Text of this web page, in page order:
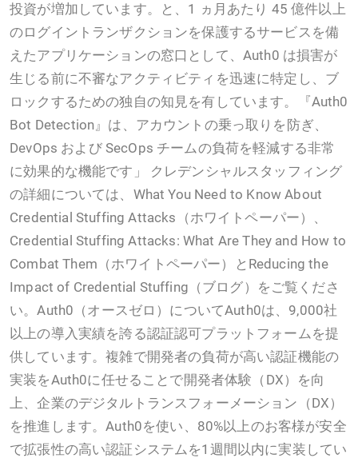
投資が増加しています。と、1 ヵ月あたり 45 億件以上
のログイントランザクションを保護するサービスを備
えたアプリケーションの窓口として、Auth0 は損害が
生じる前に不審なアクティビティを迅速に特定し、ブ
ロックするための独自の知見を有しています。『Auth0
Bot Detection』は、アカウントの乗っ取りを防ぎ、
DevOps および SecOps チームの負荷を軽減する非常
に効果的な機能です」 クレデンシャルスタッフィング
の詳細については、What You Need to Know About
Credential Stuffing Attacks（ホワイトペーパー）、
Credential Stuffing Attacks: What Are They and How to
Combat Them（ホワイトペーパー）とReducing the
Impact of Credential Stuffing（ブログ）をご覧くださ
い。Auth0（オースゼロ）についてAuth0は、9,000社
以上の導入実績を誇る認証認可プラットフォームを提
供しています。複雑で開発者の負荷が高い認証機能の
実装をAuth0に任せることで開発者体験（DX）を向
上、企業のデジタルトランスフォーメーション（DX）
を推進します。Auth0を使い、80%以上のお客様が安全
で拡張性の高い認証システムを1週間以内に実装してい